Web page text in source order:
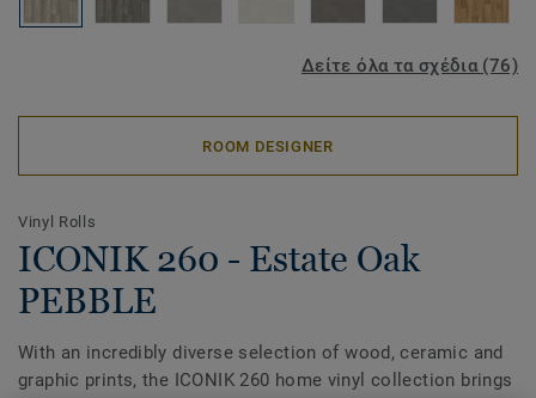
Δείτε όλα τα σχέδια (76)
ROOM DESIGNER
Vinyl Rolls
ICONIK 260 - Estate Oak
PEBBLE
With an incredibly diverse selection of wood, ceramic and
graphic prints, the ICONIK 260 home vinyl collection brings